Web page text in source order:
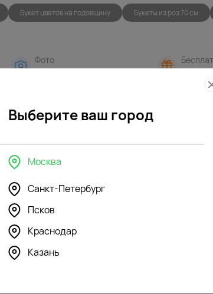
Букет цветов на годовщину Букеты из роз 70 см
Фото
контроль
350
голубым бантом
Выберите ваш город
Москва
Санкт-Петербург
Псков
Краснодар
Казань